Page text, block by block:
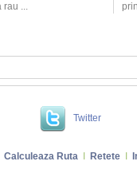
rau ...
Twitter
Calculeaza Ruta Retete